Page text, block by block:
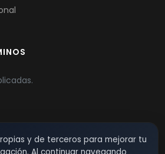
y de terceros para mejorar tu